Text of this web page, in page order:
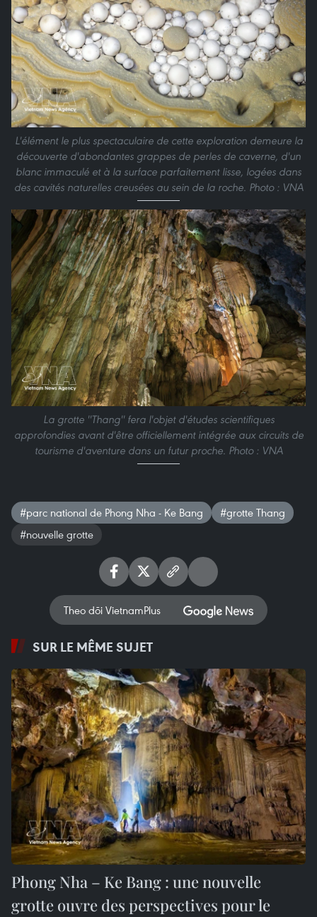
L'élément le plus spectaculaire de cette exploration demeure la
découverte d'abondantes grappes de perles de caverne, d'un
blanc immaculé et à la surface parfaitement lisse, logées dans
des cavités naturelles creusées au sein de la roche. Photo : VNA
La grotte ''Thang'' fera l'objet d'études scientifiques
approfondies avant d'être officiellement intégrée aux circuits de
tourisme d'aventure dans un futur proche. Photo : VNA
#parc national de Phong Nha - Ke Bang
#grotte Thang
#nouvelle grotte
Theo dõi VietnamPlus
SUR LE MÊME SUJET
Phong Nha – Ke Bang : une nouvelle
grotte ouvre des perspectives pour le